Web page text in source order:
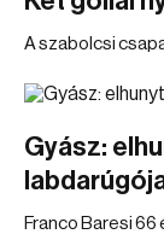
A szabolcsi
Gyász:
Franco Baresi 66